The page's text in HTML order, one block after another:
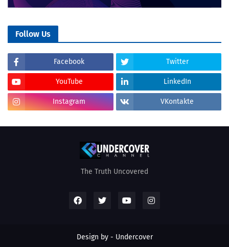
Follow Us
Facebook Twitter
YouTube LinkedIn
Instagram VKontakte
The Truth Uncovered
Design by - Undercover